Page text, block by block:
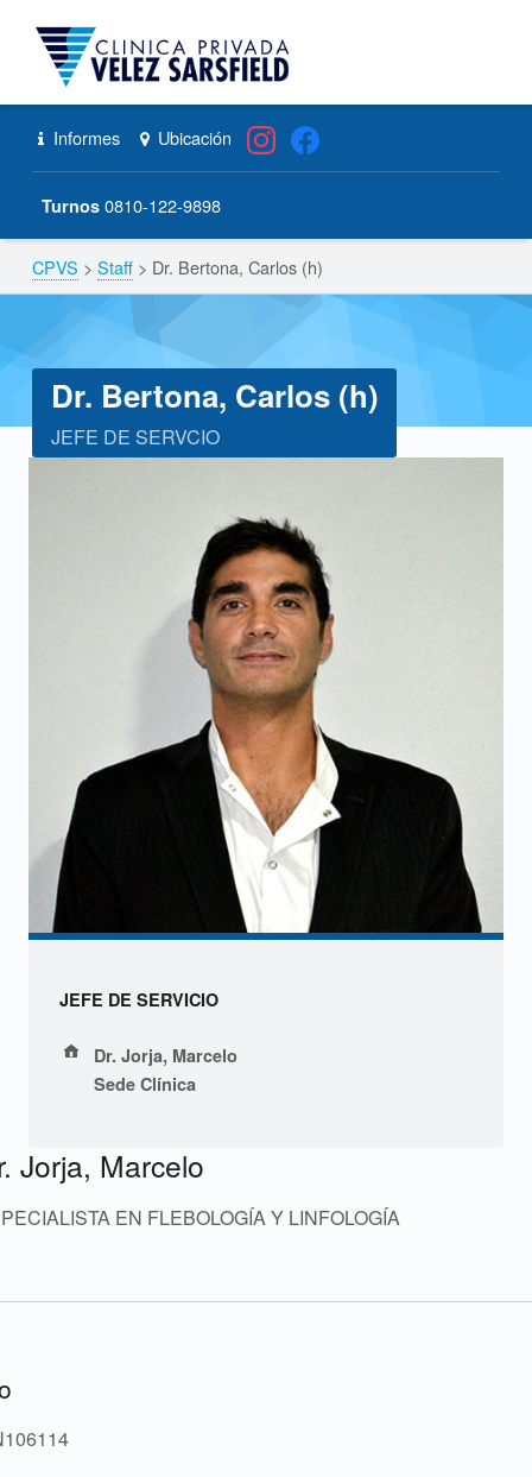
Dr. Bertona, Carlos (h) – CPVS
Primary Menu
Header info sidebar Informes Ubicación
Turnos 0810-122-9898
Breadcrumbs navigation
CPVS > Staff> Dr. Bertona, Carlos (h)
Dr. Bertona, Carlos (h)
JEFE DE SERVCIO
l
o
s
(
)
J
JEFE DE SERVICIO
Address:Dr. Jorja, Marcelo
Sede Clínica
Jorja, Marcelo
EN FLEBOLOGÍA Y LINFOLOGÍA